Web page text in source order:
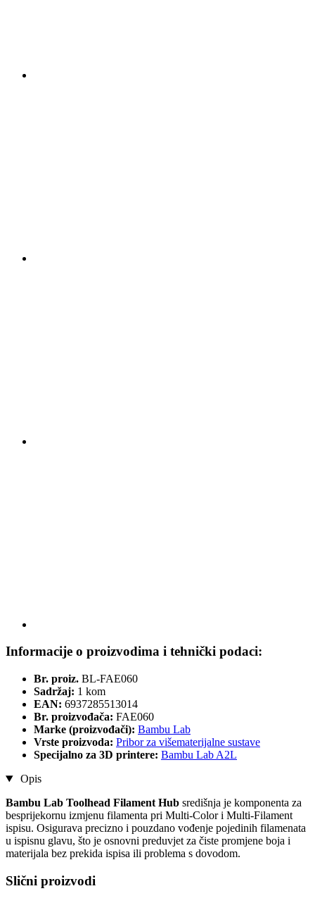
Informacije o proizvodima i tehnički podaci:
Br. proiz. BL-FAE060
Sadržaj: 1 kom
EAN: 6937285513014
Br. proizvođača: FAE060
Marke (proizvođači): Bambu Lab
Vrste proizvoda: Pribor za višematerijalne sustave
Specijalno za 3D printere: Bambu Lab A2L
Opis
Bambu Lab Toolhead Filament Hub središnja je komponenta za
besprijekornu izmjenu filamenta pri Multi-Color i Multi-Filament
ispisu. Osigurava precizno i pouzdano vođenje pojedinih filamenata
u ispisnu glavu, što je osnovni preduvjet za čiste promjene boja i
materijala bez prekida ispisa ili problema s dovodom.
Slični proizvodi